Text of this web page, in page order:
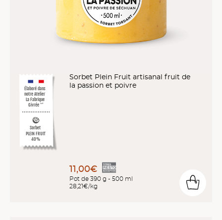
Sorbet
PLEIN FRUIT
40%
Élaboré dans
notre Atelier
La Fabrique
Givrée ™*
Sorbet Plein Fruit artisanal fruit de
la passion et poivre
11,00€
Pot de 390 g - 500 ml
28,21€/kg